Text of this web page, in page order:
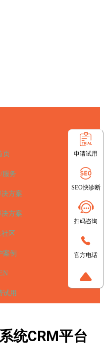
页
服务
方案
方案
区
案例
试用
统CRM平台
申请试用
SEO快诊断
扫码咨询
官方电话